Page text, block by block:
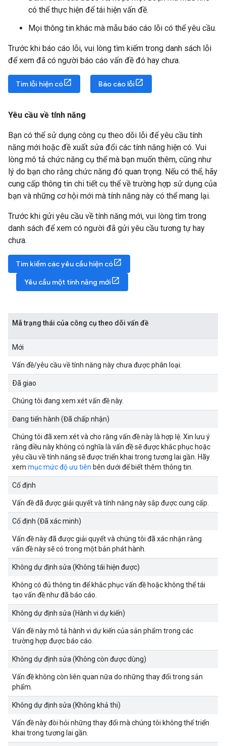
có thể thực hiện để tái hiện vấn đề.
Mọi thông tin khác mà mẫu báo cáo lỗi có thể yêu cầu.
Trước khi báo cáo lỗi, vui lòng tìm kiếm trong danh sách lỗi
để xem đã có người báo cáo vấn đề đó hay chưa.
Tìm lỗi hiện có Báo cáo lỗi
Yêu cầu về tính năng
Bạn có thể sử dụng công cụ theo dõi lỗi để yêu cầu tính
năng mới hoặc đề xuất sửa đổi các tính năng hiện có. Vui
lòng mô tả chức năng cụ thể mà bạn muốn thêm, cũng như
lý do bạn cho rằng chức năng đó quan trọng. Nếu có thể, hãy
cung cấp thông tin chi tiết cụ thể về trường hợp sử dụng của
bạn và những cơ hội mới mà tính năng này có thể mang lại.
Trước khi gửi yêu cầu về tính năng mới, vui lòng tìm trong
danh sách để xem có người đã gửi yêu cầu tương tự hay
chưa.
Tìm kiếm các yêu cầu hiện có
Yêu cầu một tính năng mới
Mã trạng thái của công cụ theo dõi vấn đề
Mới
Vấn đề/yêu cầu về tính năng này chưa được phân loại.
Ðã giao
Chúng tôi đang xem xét vấn đề này.
Đang tiến hành (Đã chấp nhận)
Chúng tôi đã xem xét và cho rằng vấn đề này là hợp lệ. Xin lưu ý
rằng điều này không có nghĩa là vấn đề sẽ được khắc phục hoặc
yêu cầu về tính năng sẽ được triển khai trong tương lai gần. Hãy
xem mục mức độ ưu tiên bên dưới để biết thêm thông tin.
Cố định
Vấn đề đã được giải quyết và tính năng này sắp được cung cấp.
Cố định (Đã xác minh)
Vấn đề này đã được giải quyết và chúng tôi đã xác nhận rằng
vấn đề này sẽ có trong một bản phát hành.
Không dự định sửa (Không tái hiện được)
Không có đủ thông tin để khắc phục vấn đề hoặc không thể tái
tạo vấn đề như đã báo cáo.
Không dự định sửa (Hành vi dự kiến)
Vấn đề này mô tả hành vi dự kiến của sản phẩm trong các
trường hợp được báo cáo.
Không dự định sửa (Không còn được dùng)
Vấn đề không còn liên quan nữa do những thay đổi trong sản
phẩm.
Không dự định sửa (Không khả thi)
Vấn đề này đòi hỏi những thay đổi mà chúng tôi không thể triển
khai trong tương lai gần.